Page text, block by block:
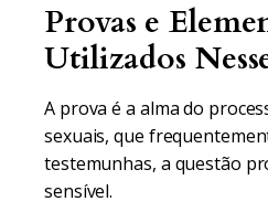
Provas e
Utilizados
A prova é a alma do
sexuais, que
testemunhas, a questão
sensível.